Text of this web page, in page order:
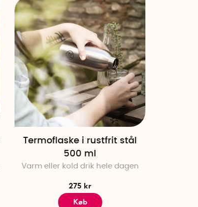
Termoflaske i rustfrit stål
500 ml
Varm eller kold drik hele dagen
275 kr
Køb